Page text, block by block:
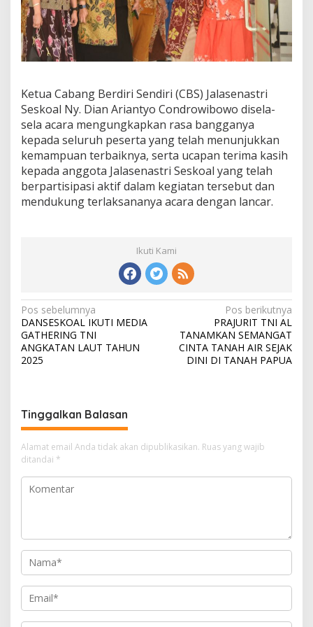
Ketua Cabang Berdiri Sendiri (CBS) Jalasenastri
Seskoal Ny. Dian Ariantyo Condrowibowo disela-
sela acara mengungkapkan rasa bangganya
kepada seluruh peserta yang telah menunjukkan
kemampuan terbaiknya, serta ucapan terima kasih
kepada anggota Jalasenastri Seskoal yang telah
berpartisipasi aktif dalam kegiatan tersebut dan
mendukung terlaksananya acara dengan lancar.
Ikuti Kami
N
a
v
a
s
i
p
o
Pos sebelumnya
DANSESKOAL IKUTI MEDIA
GATHERING TNI
ANGKATAN LAUT TAHUN
2025
Pos berikutnya
PRAJURIT TNI AL
TANAMKAN SEMANGAT
CINTA TANAH AIR SEJAK
DINI DI TANAH PAPUA
Tinggalkan Balasan
Alamat email Anda tidak akan dipublikasikan. Ruas yang wajib
ditandai *